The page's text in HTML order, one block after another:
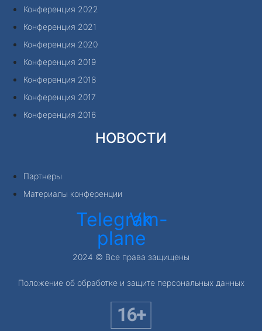
Конференция 2022
Конференция 2021
Конференция 2020
Конференция 2019
Конференция 2018
Конференция 2017
Конференция 2016
НОВОСТИ
Партнеры
Материалы конференции
Telegram-
plane
Vk
2024 © Все права защищены
Положение об обработке и защите персональных данных